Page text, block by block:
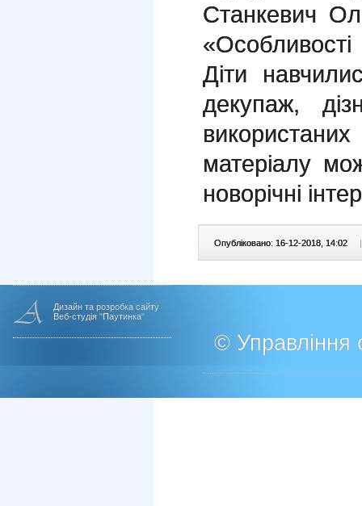
Станкевич
Діти
декупаж,
матеріалу
новорічні
Опубліковано: 16-12-2018, 14:02 |
Дизайн та розробка сайту
Веб-студія "Паутинка"
© Управління